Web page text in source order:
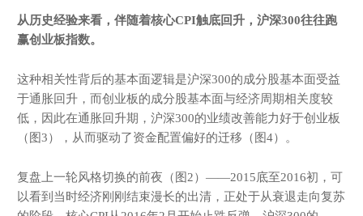
从历史经验来看，伴随着核心CPI触底回升，沪深300往往跑
赢创业板指数。
这种相关性背后的基本面逻辑是沪深300的成分股基本面受益
于通胀回升，而创业板的成分股基本面与经济周期相关度较
低，因此在通胀回升期，沪深300的业绩改善能力好于创业板
（图3），从而驱动了资金配置偏好的迁移（图4）。
复盘上一轮风格切换的前夜（图2）——2015底至2016初，可
以看到当时经济刚刚结束漫长的出清，正处于从衰退走向复苏